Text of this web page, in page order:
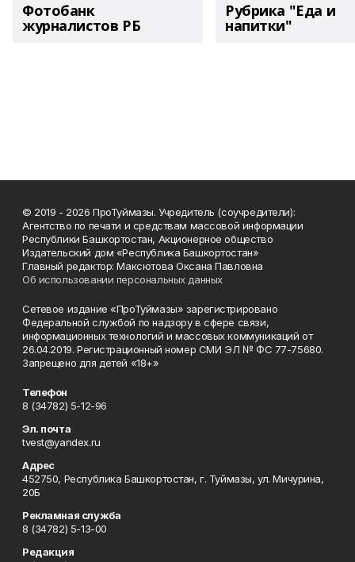
Фотобанк
журналистов РБ
Рубрика "Еда и
напитки"
© 2019 - 2026 ПроТуймазы. Учредитель (соучредители):
Агентство по печати и средствам массовой информации
Республики Башкортостан, Акционерное общество
Издательский дом «Республика Башкортостан»
Главный редактор: Максютова Оксана Павловна
Об использовании персональных данных
Сетевое издание «ПроТуймазы» зарегистрировано
Федеральной службой по надзору в сфере связи,
информационных технологий и массовых коммуникаций от
26.04.2019. Регистрационный номер СМИ ЭЛ № ФС 77-75680.
Запрещено для детей «18+»
Телефон
8 (34782) 5-12-96
Эл. почта
tvest@yandex.ru
Адрес
452750, Республика Башкортостан, г. Туймазы, ул. Мичурина,
20Б
Рекламная служба
8 (34782) 5-13-00
Редакция